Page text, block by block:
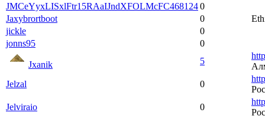
JMCeYyxLISxlFtr15RAaIJndXFOLMcFC4681240
Jaxybrortboot
0
jickle
0
jonns95
0
Jxanik 5
Jelzal
0
Jelviraio
0